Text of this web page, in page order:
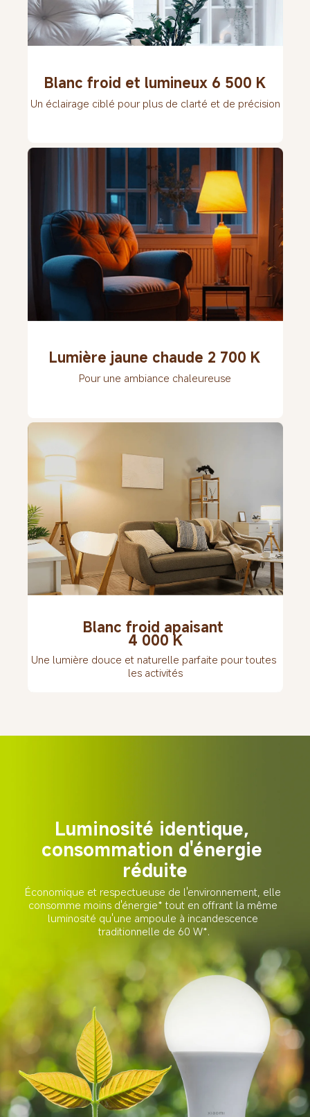
Blanc froid et lumineux 6 500 K
Un éclairage ciblé pour plus de clarté et de précision
Lumière jaune chaude 2 700 K
Pour une ambiance chaleureuse
Blanc froid apaisant
4 000 K
Une lumière douce et naturelle parfaite pour toutes
les activités
Luminosité identique,
consommation d'énergie
réduite
Économique et respectueuse de l'environnement, elle
consomme moins d'énergie* tout en offrant la même
luminosité qu'une ampoule à incandescence
traditionnelle de 60 W*.